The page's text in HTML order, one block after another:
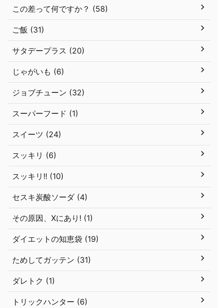
この差って何ですか？ (58)
ご飯 (31)
サタデープラス (20)
じゃがいも (6)
ジョブチューン (32)
スーパーフード (1)
スイーツ (24)
スッキリ (6)
スッキリ!! (10)
セスキ炭酸ソーダ (4)
その原因、Xにあり! (1)
ダイエットの知恵袋 (19)
ためしてガッテン (31)
ダレトク (1)
トリックハンター (6)